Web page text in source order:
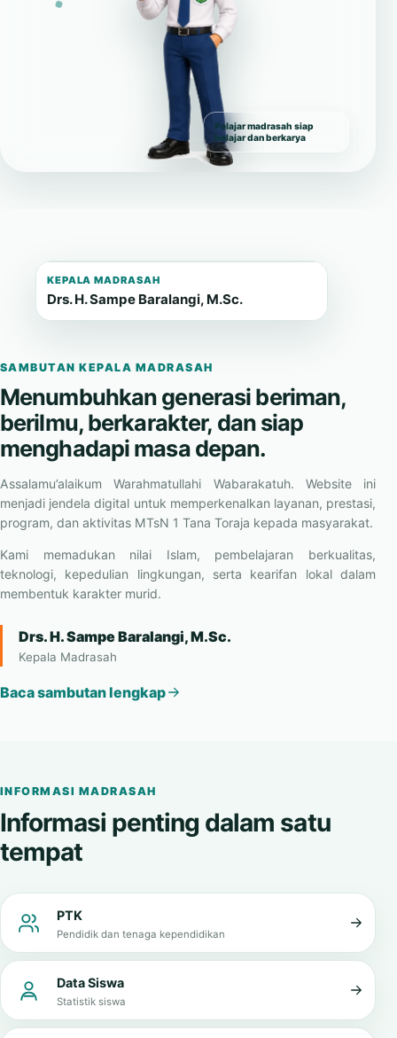
Pelajar madrasah siap
belajar dan berkarya
KEPALA MADRASAH
Drs. H. Sampe Baralangi, M.Sc.
SAMBUTAN KEPALA MADRASAH
Menumbuhkan generasi beriman,
berilmu, berkarakter, dan siap
menghadapi masa depan.
Assalamu’alaikum Warahmatullahi Wabarakatuh. Website ini
menjadi jendela digital untuk memperkenalkan layanan, prestasi,
program, dan aktivitas MTsN 1 Tana Toraja kepada masyarakat.
Kami memadukan nilai Islam, pembelajaran berkualitas,
teknologi, kepedulian lingkungan, serta kearifan lokal dalam
membentuk karakter murid.
Drs. H. Sampe Baralangi, M.Sc.
Kepala Madrasah
Baca sambutan lengkap
INFORMASI MADRASAH
Informasi penting dalam satu
tempat
PTK
Pendidik dan tenaga kependidikan
Data Siswa
Statistik siswa